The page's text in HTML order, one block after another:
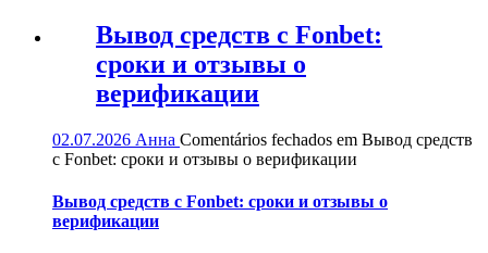
Вывод средств с Fonbet:
сроки и отзывы о
верификации
02.07.2026 Анна Comentários fechados em Вывод средств
с Fonbet: сроки и отзывы о верификации
Вывод средств с Fonbet: сроки и отзывы о
верификации